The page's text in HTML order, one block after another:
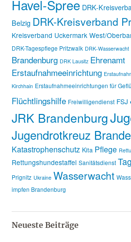
Havel-Spree DRK-
Belzig DRK-Kreisverband
Kreisverband Uckermark West/
DRK-Tagespflege Pritzwalk DRK-Wasserwacht
Brandenburg DRK Lausitz Ehrenamt
Erstaufnahmeeinrichtung
Kirchhain Erstaufnahmeeinrichtungen für
Flüchtlingshilfe Freiwilligendienst FSJ
JRK Brandenburg
Jugendrotkreuz
Katastrophenschutz Kita Pflege
Rettungshundestaffel Sanitätsdienst
Prignitz Ukraine Wasserwacht
impfen Brandenburg
Neueste Beiträge